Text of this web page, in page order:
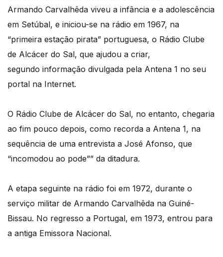
Armando Carvalhêda viveu a infância e a adolescência
em Setúbal, e iniciou-se na rádio em 1967, na
“primeira estação pirata” portuguesa, o Rádio Clube
de Alcácer do Sal, que ajudou a criar,
segundo informação divulgada pela Antena 1 no seu
portal na Internet.
O Rádio Clube de Alcácer do Sal, no entanto, chegaria
ao fim pouco depois, como recorda a Antena 1, na
sequência de uma entrevista a José Afonso, que
“incomodou ao pode”” da ditadura.
A etapa seguinte na rádio foi em 1972, durante o
serviço militar de Armando Carvalhêda na Guiné-
Bissau. No regresso a Portugal, em 1973, entrou para
a antiga Emissora Nacional.